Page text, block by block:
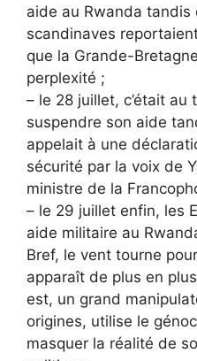
aide au Rwanda tandis
scandinaves
que la Grande-
perplexité ;
– le 28 juillet, c’était au
suspendre son aide
appelait à une
sécurité par la voix de
ministre de la
– le 29 juillet enfin, les
aide militaire au
Bref, le vent tourne
apparaît de plus en
est, un grand
origines, utilise le
masquer la réalité de